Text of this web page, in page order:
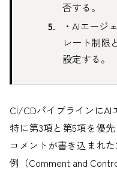
否する。
・AIエージ
レート制限
設定する。
CI/CDパイプラインにAI
特に第3項と第5項を優
コメントが書き込まれ
例（Comment and